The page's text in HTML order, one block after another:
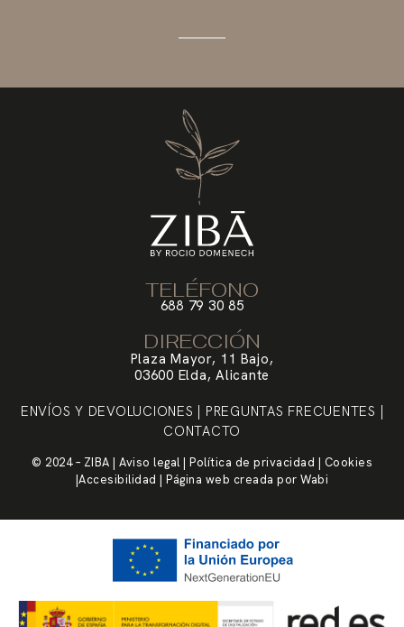
TELÉFONO
688 79 30 85
DIRECCIÓN
Plaza Mayor, 11 Bajo,
03600 Elda, Alicante
ENVÍOS Y DEVOLUCIONES | PREGUNTAS FRECUENTES |
CONTACTO
© 2024 – ZIBA | Aviso legal | Política de privacidad | Cookies
|Accesibilidad | Página web creada porWabi